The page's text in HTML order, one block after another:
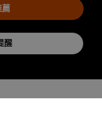
薦
醒